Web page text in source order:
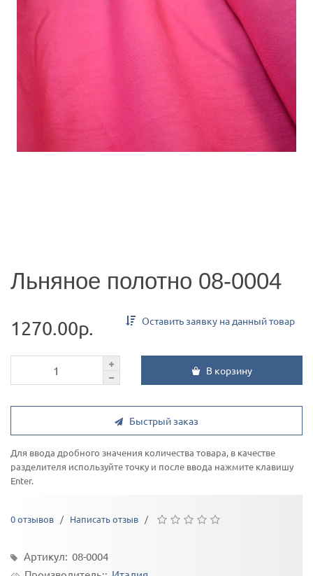
Льняное полотно 08-0004
1270.00р. Оставить заявку на данный товар
В корзину
Быстрый заказ
Для ввода дробного значения количества товара, в качестве
разделителя используйте точку и после ввода нажмите клавишу
Enter.
0 отзывов / Написать отзыв /
Артикул: 08-0004